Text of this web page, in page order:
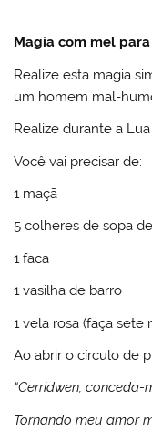
.
Magia com mel
Realize esta magia
um homem mal-
Realize durante a
Você vai precisar de:
1 maçã
5 colheres de sopa
1 faca
1 vasilha de barro
1 vela rosa (faça
Ao abrir o círculo de
“Cerridwen,
Tornando meu amor